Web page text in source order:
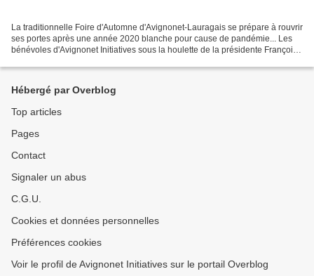
La traditionnelle Foire d'Automne d'Avignonet-Lauragais se prépare à rouvrir
ses portes après une année 2020 blanche pour cause de pandémie... Les
bénévoles d'Avignonet Initiatives sous la houlette de la présidente Françoise
Hébergé par Overblog
Top articles
Pages
Contact
Signaler un abus
C.G.U.
Cookies et données personnelles
Préférences cookies
Voir le profil de Avignonet Initiatives sur le portail Overblog